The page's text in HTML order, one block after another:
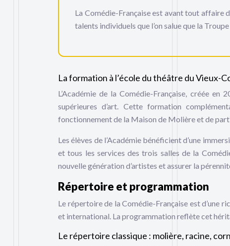
La Comédie-Française est avant tout affaire
talents individuels que l’on salue que la
La formation à l’école du théâtre du Vieux-
L’Académie de la Comédie-Française, créée en
supérieures d’art. Cette formation
fonctionnement de la Maison de Molière et de
Les élèves de l’Académie bénéficient d’une
et tous les services des trois salles de la
nouvelle génération d’artistes et assurer la
Répertoire et programmation
Le répertoire de la Comédie-Française est d’une
et international. La programmation reflète cet
Le répertoire classique : molière, racine,